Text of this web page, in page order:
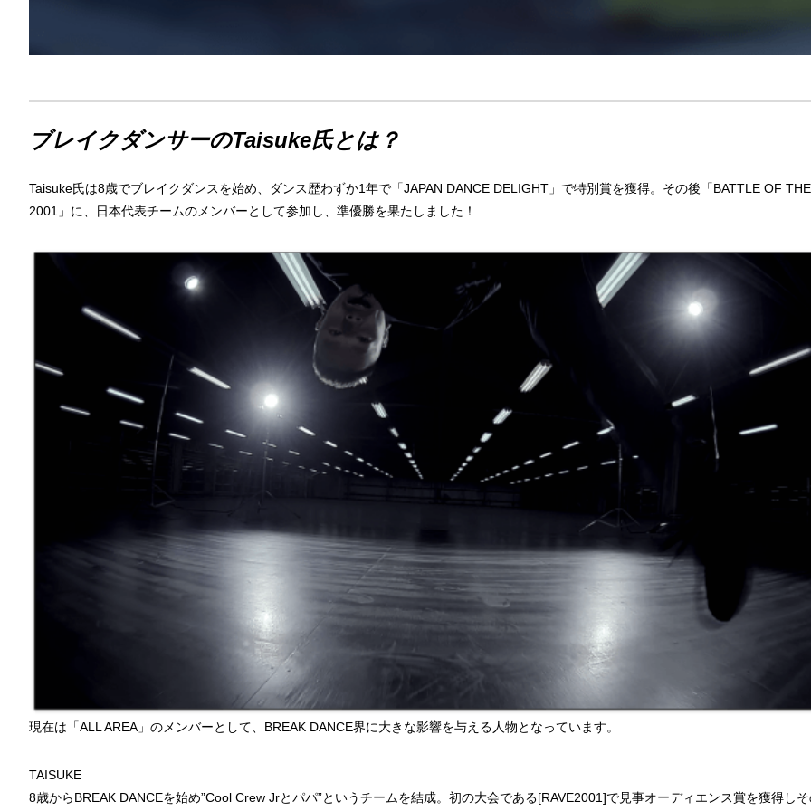
ブレイクダンサーのTaisuke氏とは？
Taisuke氏は8歳でブレイクダンスを始め、ダンス歴わずか1年で「JAPAN DANCE DELIGHT」で特別賞を獲得。その後「BATTLE OF
2001」に、日本代表チームのメンバーとして参加し、準優勝を果たしました！
現在は「ALL AREA」のメンバーとして、BREAK DANCE界に大きな影響を与える人物となっています。
TAISUKE
8歳からBREAK DANCEを始め”Cool Crew Jrとパパ”というチームを結成。初の大会である[RAVE2001]で見事オーディエンス賞を獲得し